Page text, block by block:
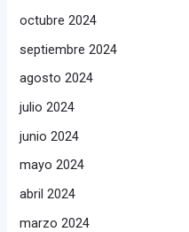
octubre 2024
septiembre 2024
agosto 2024
julio 2024
junio 2024
mayo 2024
abril 2024
marzo 2024